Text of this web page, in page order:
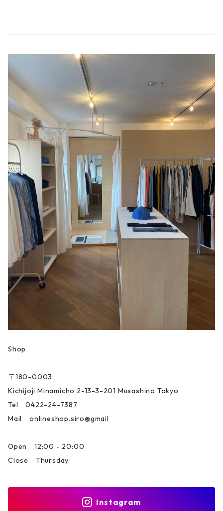
Shop
〒180-0003
Kichijoji Minamicho 2-13-3-201 Musashino Tokyo
Tel 0422-24-7387
Mail onlineshop.siro@gmail
Open 12:00 - 20:00
Close Thursday
Instagram